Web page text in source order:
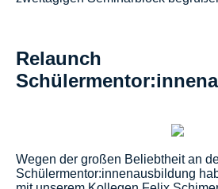
Relaunch
Wegen der großen Beliebtheit an
Schülermentor:innenausbildung